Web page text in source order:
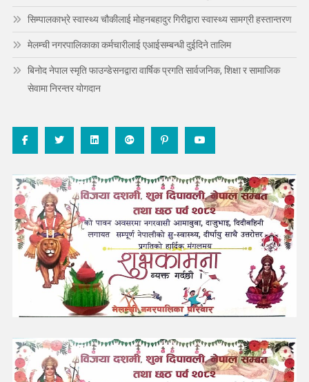
सिम्पालकाभ्रे स्वास्थ्य चौकीलाई मोहनबहादुर गिरीद्वारा स्वास्थ्य सामग्री हस्तान्तरण
मेलम्ची नगरपालिकाका कर्मचारीलाई एआईसम्बन्धी दुईदिने तालिम
बिनोद नेपाल स्मृति फाउन्डेसनद्वारा वार्षिक प्रगति सार्वजनिक, शिक्षा र सामाजिक
सेवामा निरन्तर योगदान